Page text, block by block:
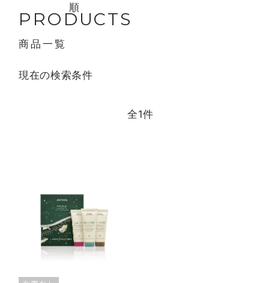
順
PRODUCTS
商品一覧
現在の検索条件
全1件